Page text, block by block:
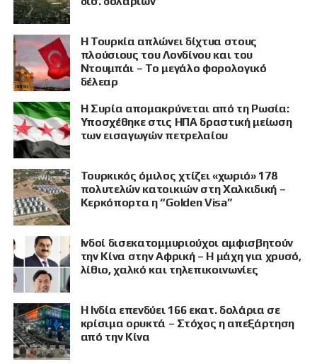
Η Τουρκία απλώνει δίχτυα στους
πλούσιους του Λονδίνου και του
Ντουμπάι – Το μεγάλο φορολογικό
δέλεαρ
Η Συρία απομακρύνεται από τη Ρωσία:
Υποσχέθηκε στις ΗΠΑ δραστική μείωση
των εισαγωγών πετρελαίου
Τουρκικός όμιλος χτίζει «χωριό» 178
πολυτελών κατοικιών στη Χαλκιδική –
Κερκόπορτα η “Golden Visa”
Ινδοί δισεκατομμυριούχοι αμφισβητούν
την Κίνα στην Αφρική – Η μάχη για χρυσό,
λίθιο, χαλκό και τηλεπικοινωνίες
Η Ινδία επενδύει 166 εκατ. δολάρια σε
κρίσιμα ορυκτά – Στόχος η απεξάρτηση
από την Κίνα